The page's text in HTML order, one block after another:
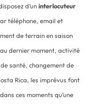
d’uninterlocuteur
téléphone, email et
de terrain en saison
dernier moment, activité
santé, changement de
Rica, les imprévus font
ces moments qu’une